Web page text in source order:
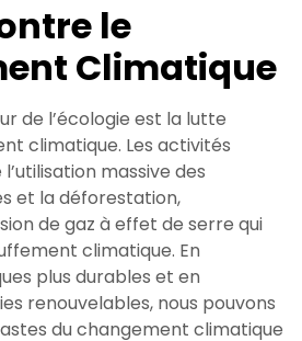
le
Climatique
de l’écologie est la lutte
climatique. Les activités
massive des
et la déforestation,
de gaz à effet de serre qui
climatique. En
plus durables et en
renouvelables, nous pouvons
du changement climatique